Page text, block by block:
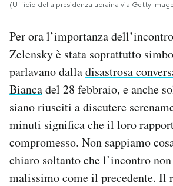
(Ufficio della presidenza ucraina via Getty
Per ora l’importanza
Zelensky è stata soprattutto
parlavano dalladisastrosa
Biancadel 28 febbraio, e anche
siano riusciti a discutere
minuti significa che il loro
compromesso. Non sappiamo
chiaro soltanto che l’incontro
malissimo come il precedente. Il